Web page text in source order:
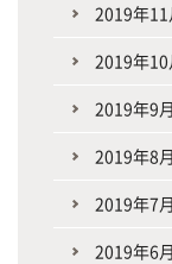
2019年11
2019年10
2019年9
2019年8
2019年7
2019年6